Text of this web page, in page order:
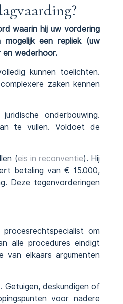
waarin hij uw vordering
een repliek (uw
en wederhoor.
kunnen toelichten.
zaken kennen
onderbouwing.
te vullen. Voldoet de
(eis in reconventie). Hij
betaling van € 15.000,
Deze tegenvorderingen
om
alle procedures eindigt
elkaars argumenten
Getuigen, deskundigen of
voor nadere